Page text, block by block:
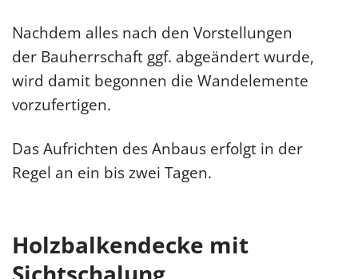
Nachdem alles nach den Vorstellungen
der Bauherrschaft ggf. abgeändert wurde,
wird damit begonnen die Wandelemente
vorzufertigen.
Das Aufrichten des Anbaus erfolgt in der
Regel an ein bis zwei Tagen.
Holzbalkendecke mit